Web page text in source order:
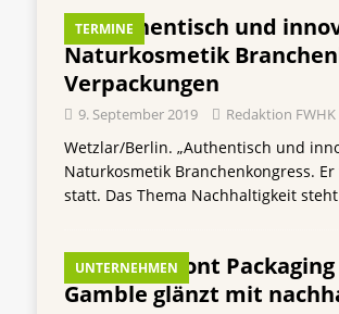
[ 3. August 2026 ]
[ 29. Juli 2026 ]
Erforschung
TERMINE
„Authentisch und
Naturkosmetik
Verpackungen
9. September 2019 Redaktion FWHK
Wetzlar/Berlin. „Authentisch und
Naturkosmetik Branchenkongress.
statt. Das Thema Nachhaltigkeit
UNTERNEHMEN
Dow DuPont
Gamble glänzt mit